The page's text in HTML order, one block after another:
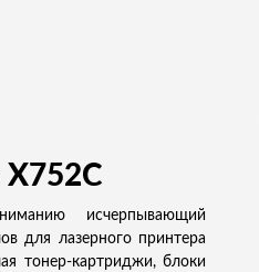
X752C
исчерпывающий
для лазерного принтера
тонер-картриджи, блоки